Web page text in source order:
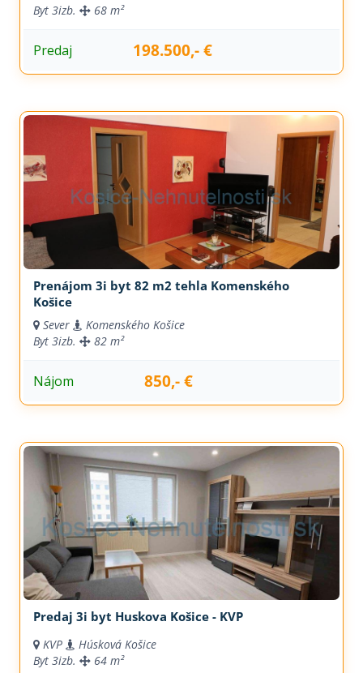
Byt 3izb. 68 m²
Predaj 198.500,- €
Prenájom 3i byt 82 m2 tehla Komenského
Košice
Sever
Komenského Košice
Byt 3izb. 82 m²
Nájom 850,- €
Predaj 3i byt Huskova Košice - KVP
KVP
Húsková Košice
Byt 3izb. 64 m²